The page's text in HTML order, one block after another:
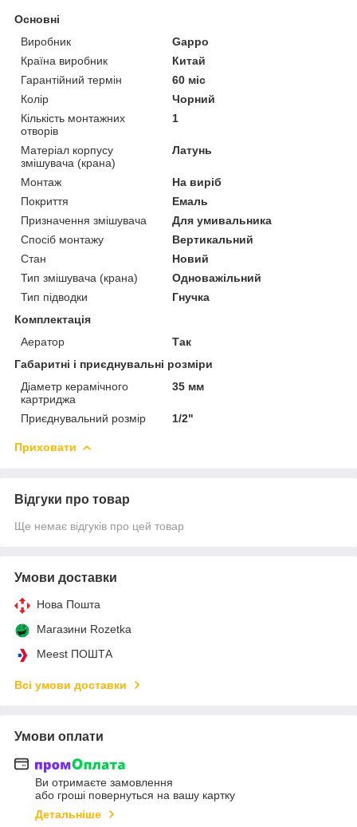
Основні
Виробник
Gappo
Країна виробник
Китай
Гарантійний термін
60 міс
Колір
Чорний
Кількість монтажних
отворів
1
Матеріал корпусу
змішувача (крана)
Латунь
Монтаж
На виріб
Покриття
Емаль
Призначення змішувача
Для умивальника
Спосіб монтажу
Вертикальний
Стан
Новий
Тип змішувача (крана)
Одноважільний
Тип підводки
Гнучка
Комплектація
Аератор
Так
Габаритні і приєднувальні розміри
Діаметр керамічного
картриджа
35 мм
Приєднувальний розмір 1/2"
Приховати
Відгуки про товар
Ще немає відгуків про цей товар
Умови доставки
Нова Пошта
Магазини Rozetka
Meest ПОШТА
Всі умови доставки
Умови оплати
Ви отримаєте замовлення
або гроші повернуться на вашу картку
Детальніше